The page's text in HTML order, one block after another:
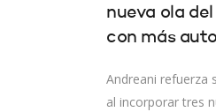
nueva ola
con más
Andreani refuerza
al incorporar tres